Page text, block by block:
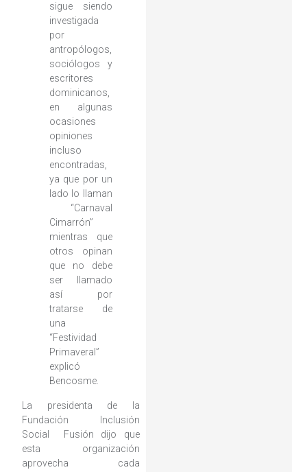
sigue siendo
investigada
por
antropólogos,
sociólogos y
escritores
dominicanos,
en algunas
ocasiones
opiniones
incluso
encontradas,
ya que por un
lado lo llaman
“Carnaval
Cimarrón”
mientras que
otros opinan
que no debe
ser llamado
así por
tratarse de
una
“Festividad
Primaveral”
explicó
Bencosme.
La presidenta de la
Fundación Inclusión
Social Fusión dijo que
esta organización
aprovecha cada